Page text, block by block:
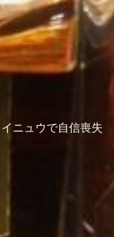
ニュウで自信喪失